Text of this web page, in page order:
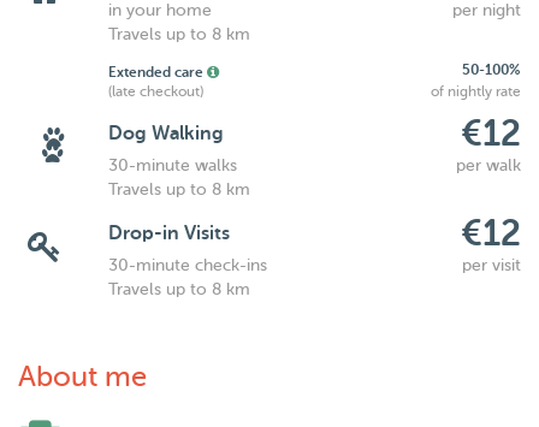
in your home
per night
Travels up to 8 km
Extended care
50-100%
(late checkout)
of nightly rate
Dog Walking €12
30-minute walks
per walk
Travels up to 8 km
Drop-in Visits €12
30-minute check-ins
per visit
Travels up to 8 km
About me